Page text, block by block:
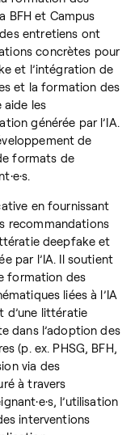
BFH et Campus
entretiens ont
concrètes pour
et l’intégration de
et la formation des
aide les
générée par l’IA.
de
formats de
en fournissant
recommandations
deepfake et
par l’IA. Il soutient
formation des
liées à l’IA
d’une littératie
dans l’adoption des
(p. ex. PHSG, BFH,
via des
à travers
l’utilisation
interventions